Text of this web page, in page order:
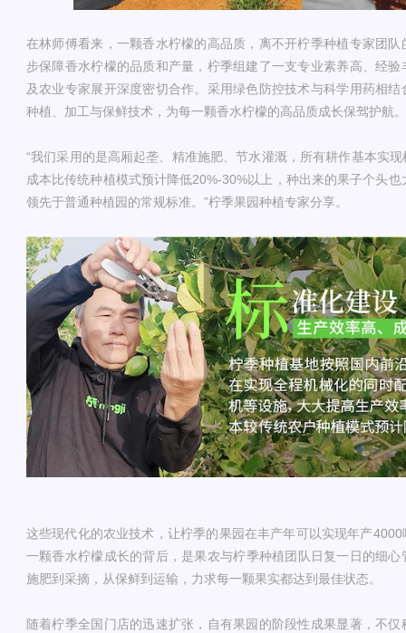
在林师傅看来，一颗香水柠檬的高品质，离不开柠季种植专家团
步保障香水柠檬的品质和产量，柠季组建了一支专业素养高、经
及农业专家展开深度密切合作。采用绿色防控技术与科学用药相
种植、加工与保鲜技术，为每一颗香水柠檬的高品质成长保驾护航。
“我们采用的是高厢起垄、精准施肥、节水灌溉，所有耕作基本实
成本比传统种植模式预计降低20%-30%以上，种出来的果子个头
领先于普通种植园的常规标准。”柠季果园种植专家分享。
这些现代化的农业技术，让柠季的果园在丰产年可以实现年产
一颗香水柠檬成长的背后，是果农与柠季种植团队日复一日的细
施肥到采摘，从保鲜到运输，力求每一颗果实都达到最佳状态。
随着柠季全国门店的迅速扩张，自有果园的阶段性成果显著，不